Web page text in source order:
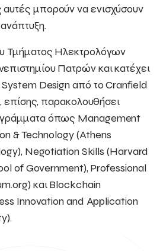
μπορούν να ενισχύσουν
Τμήματος Ηλεκτρολόγων
Πατρών και κατέχει
Design από το Cranfield
επίσης, παρακολουθήσει
όπως Management
& Technology (Athens
Negotiation Skills (Harvard
of Government), Professional
και Blockchain
Innovation and Application